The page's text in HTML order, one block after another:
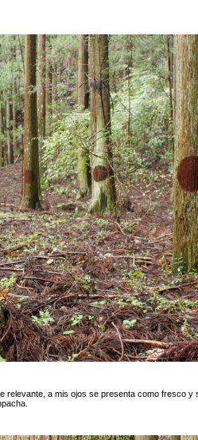
relevante, a mis ojos se presenta como fresco y